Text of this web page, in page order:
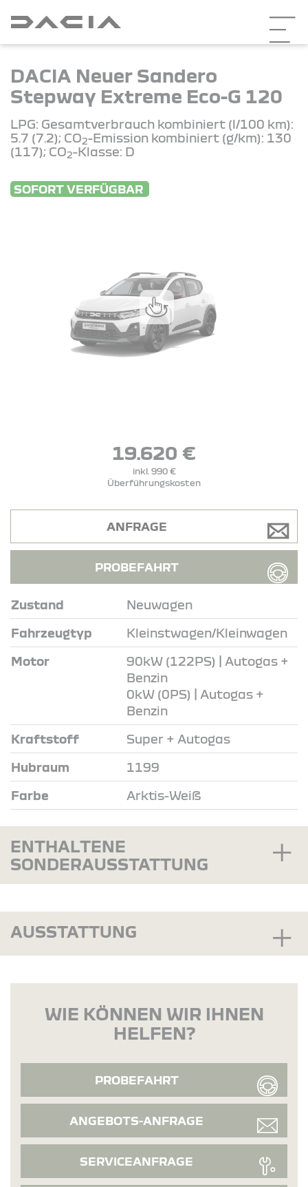
DACIA Neuer Sandero
Stepway Extreme Eco-G 120
LPG: Gesamtverbrauch kombiniert (l/100 km):
5.7 (7.2); CO2-Emission kombiniert (g/km): 130
(117); CO2-Klasse: D
SOFORT VERFÜGBAR
19.620 €
inkl. 990 €
Überführungskosten
Zustand Neuwagen
Fahrzeugtyp Kleinstwagen/Kleinwagen
Motor
90kW (122PS) | Autogas +
Benzin
0kW (0PS) | Autogas +
Benzin
Kraftstoff Super + Autogas
Hubraum 1199
Farbe Arktis-Weiß
ANFRAGE
PROBEFAHRT
ENTHALTENE
SONDERAUSSTATTUNG
AUSSTATTUNG
WIE KÖNNEN WIR IHNEN
HELFEN?
PROBEFAHRT
ANGEBOTS-ANFRAGE
SERVICEANFRAGE